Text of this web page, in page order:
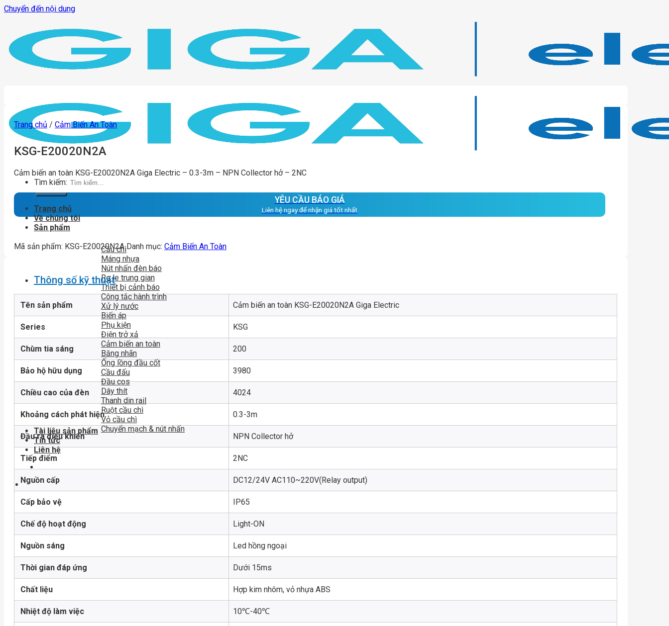
Chuyển đến nội dung
Tìm kiếm:
Trang chủ
Về chúng tôi
Sản phẩm
Cầu chì
Máng nhựa
Nút nhấn đèn báo
Rơ le trung gian
Thiết bị cảnh báo
Công tắc hành trình
Xử lý nước
Biến áp
Phụ kiện
Điện trở xả
Cảm biến an toàn
Băng nhãn
Ống lồng đầu cốt
Cầu đấu
Đầu cos
Dây thít
Thanh din rail
Ruột cầu chì
Vỏ cầu chì
Chuyển mạch & nút nhấn
Tài liệu sản phẩm
Tin tức
Liên hệ
Trang chủ / Cảm Biến An Toàn
KSG-E20020N2A
Cảm biến an toàn KSG-E20020N2A Giga Electric – 0.3-3m – NPN Collector hở – 2NC
YÊU CẦU BÁO GIÁ
Liên hệ ngay để nhận giá tốt nhất
Mã sản phẩm: KSG-E20020N2A Danh mục: Cảm Biến An Toàn
Thông số kỹ thuật
Tên sản phẩm Cảm biến an toàn KSG-E20020N2A Giga Electric
Series KSG
Chùm tia sáng 200
Bảo hộ hữu dụng 3980
Chiều cao của đèn 4024
Khoảng cách phát hiện 0.3-3m
Đầu ra điều khiển NPN Collector hở
Tiếp điểm 2NC
Nguồn cấp DC12/24V AC110~220V(Relay output)
Cấp bảo vệ IP65
Chế độ hoạt động Light-ON
Nguồn sáng Led hồng ngoại
Thời gian đáp ứng Dưới 15ms
Chất liệu Hợp kim nhôm, vỏ nhựa ABS
Nhiệt độ làm việc 10℃-40℃